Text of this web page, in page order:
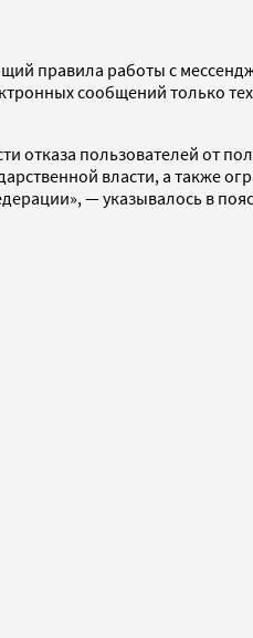
правила работы с
сообщений только
отказа пользователей от
власти, а также
— указывалось в